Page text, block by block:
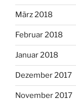
März 2018
Februar 2018
Januar 2018
Dezember 2017
November 2017